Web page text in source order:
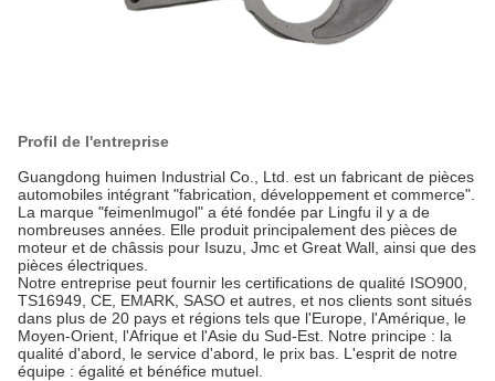
Profil de l'entreprise
Guangdong huimen Industrial Co., Ltd. est un fabricant de pièces
automobiles intégrant "fabrication, développement et commerce".
La marque "feimenlmugol" a été fondée par Lingfu il y a de
nombreuses années. Elle produit principalement des pièces de
moteur et de châssis pour Isuzu, Jmc et Great Wall, ainsi que des
pièces électriques.
Notre entreprise peut fournir les certifications de qualité ISO900,
TS16949, CE, EMARK, SASO et autres, et nos clients sont situés
dans plus de 20 pays et régions tels que l'Europe, l'Amérique, le
Moyen-Orient, l'Afrique et l'Asie du Sud-Est. Notre principe : la
qualité d'abord, le service d'abord, le prix bas. L'esprit de notre
équipe : égalité et bénéfice mutuel.